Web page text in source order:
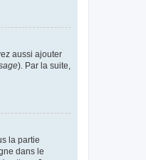
aussi ajouter
). Par la suite,
la partie
dans le